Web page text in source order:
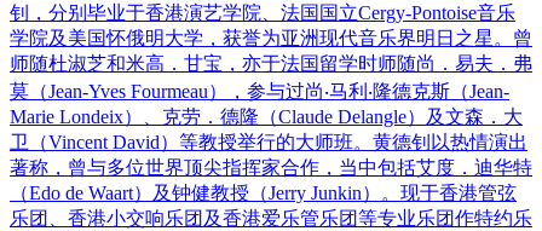
钊，分别毕业于香港演艺学院、法国国立Cergy-Pontoise音乐
学院及美国怀俄明大学，获誉为亚洲现代音乐界明日之星。曾
师随杜淑芝和米高．甘宝，亦于法国留学时师随尚．易夫．弗
莫（Jean-Yves Fourmeau），参与过尚‧马利‧隆德克斯（Jean-
Marie Londeix）、克劳．德隆（Claude Delangle）及文森．大
卫（Vincent David）等教授举行的大师班。黄德钊以热情演出
著称，曾与多位世界顶尖指挥家合作，当中包括艾度．迪华特
（Edo de Waart）及钟健教授（Jerry Junkin）。现于香港管弦
乐团、香港小交响乐团及香港爱乐管乐团等专业乐团作特约乐